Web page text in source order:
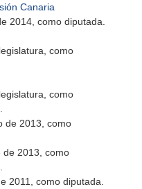
Canaria
2014, como diputada.
como
como
de 2013, como
de 2013, como
2011, como diputada.